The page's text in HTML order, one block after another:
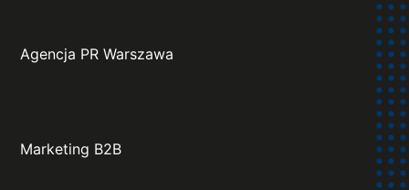
Agencja PR Warszawa
Marketing B2B